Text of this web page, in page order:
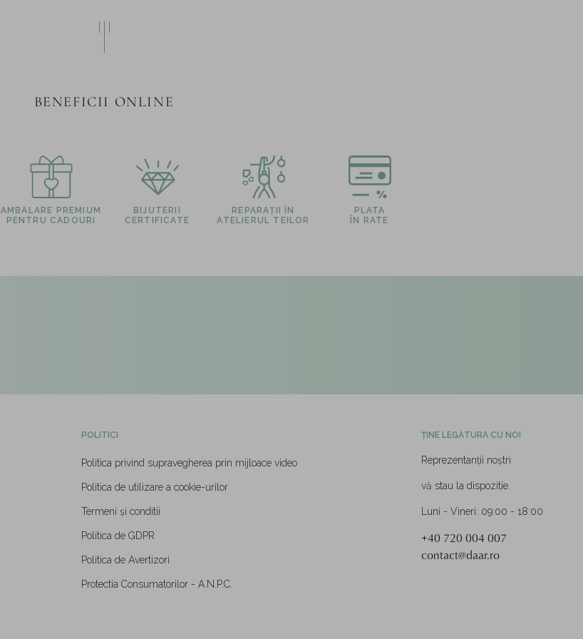
BENEFICII ONLINE
AMBALARE PREMIUM
PENTRU CADOURI
BIJUTERII
CERTIFICATE
REPARAȚII ÎN
ATELIERUL TEILOR
PLATA
ÎN RATE
POLITICI
Politica privind supravegherea prin mijloace video
Politica de utilizare a cookie-urilor
Termeni și conditii
Politica de GDPR
Politica de Avertizori
Protectia Consumatorilor - A.N.P.C.
ȚINE LEGĂTURA CU NOI
Reprezentanții noștri
vă stau la dispozitie.
Luni - Vineri: 09:00 - 18:00
+40 720 004 007
contact@daar.ro